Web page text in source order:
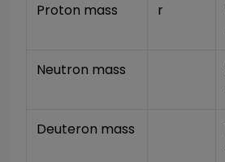
Proton mass r
Neutron mass
Deuteron mass